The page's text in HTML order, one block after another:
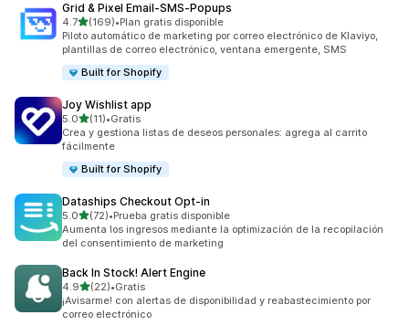
Grid & Pixel Email‑SMS‑Popups
4.7de 5 estrellas
(169)
169 reseñas en total
•Plan gratis disponible
Piloto automático de marketing por correo electrónico de Klaviyo,
plantillas de correo electrónico, ventana emergente, SMS
Built for Shopify
Joy Wishlist app
5.0de 5 estrellas
(11)
11 reseñas en total
•Gratis
Crea y gestiona listas de deseos personales: agrega al carrito
fácilmente
Built for Shopify
Dataships Checkout Opt‑in
5.0de 5 estrellas
(72)
72 reseñas en total
•Prueba gratis disponible
Aumenta los ingresos mediante la optimización de la recopilación
del consentimiento de marketing
Back In Stock! Alert Engine
4.9de 5 estrellas
(22)
22 reseñas en total
•Gratis
¡Avisarme! con alertas de disponibilidad y reabastecimiento por
correo electrónico